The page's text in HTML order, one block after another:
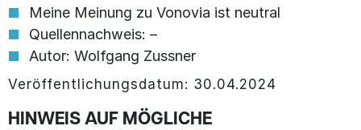
Meine Meinung zu Vonovia ist neutral
Quellennachweis: –
Autor: Wolfgang Zussner
Veröffentlichungsdatum: 30.04.2024
HINWEIS AUF MÖGLICHE